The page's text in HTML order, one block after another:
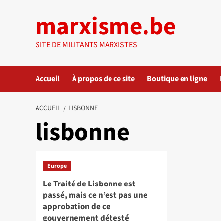
marxisme.be
SITE DE MILITANTS MARXISTES
Accueil À propos de ce site Boutique en ligne
ACCUEIL LISBONNE
lisbonne
Europe
Le Traité de Lisbonne est
passé, mais ce n’est pas une
approbation de ce
gouvernement détesté